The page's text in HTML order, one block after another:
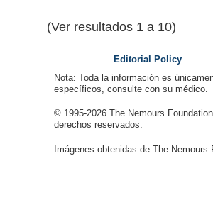
(Ver resultados 1 a 10)
Editorial Policy
Nota: Toda la información es
específicos, consulte con su médico.
© 1995-2026 The Nemours
derechos reservados.
Imágenes obtenidas de The